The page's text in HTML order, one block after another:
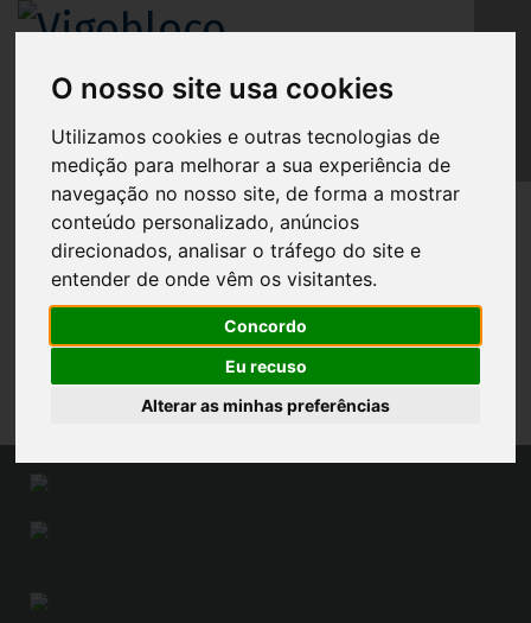
O nosso site usa cookies
Utilizamos cookies e outras tecnologias de
medição para melhorar a sua experiência de
navegação no nosso site, de forma a mostrar
conteúdo personalizado, anúncios
direcionados, analisar o tráfego do site e
entender de onde vêm os visitantes.
Concordo
Eu recuso
Alterar as minhas preferências
Aceda Canal de Denúncias